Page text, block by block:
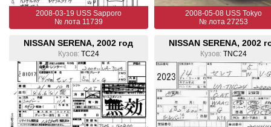
2008-03-19 USS Sapporo
№ лота 11739
2008-05-08 USS Tokyo
№ лота 27253
NISSAN SERENA, 2002 год
Кузов: TC24
NISSAN SERENA, 2002
Кузов: TNC24